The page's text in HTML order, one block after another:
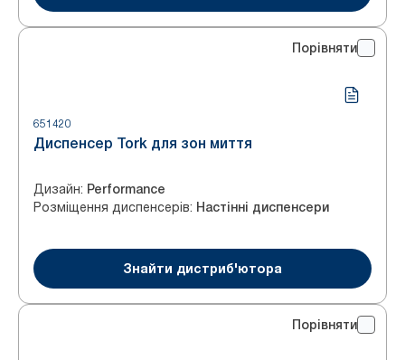
Порівняти
651420
Диспенсер Tork для зон миття
Дизайн: Performance
Розміщення диспенсерів: Настінні диспенсери
Знайти дистриб'ютора
Порівняти